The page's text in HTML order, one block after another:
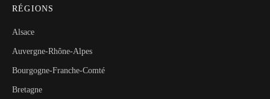
RÉGIONS
Alsace
Auvergne-Rhône-Alpes
Bourgogne-Franche-Comté
Bretagne